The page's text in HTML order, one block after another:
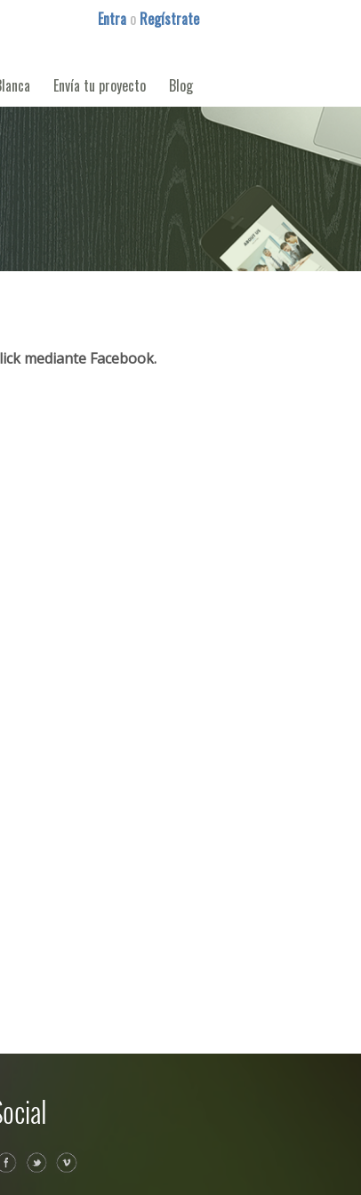
Entra o Regístrate
Envía tu proyecto Blog
mediante Facebook.